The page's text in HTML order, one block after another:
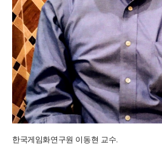
한국게임화연구원 이동현 교수.